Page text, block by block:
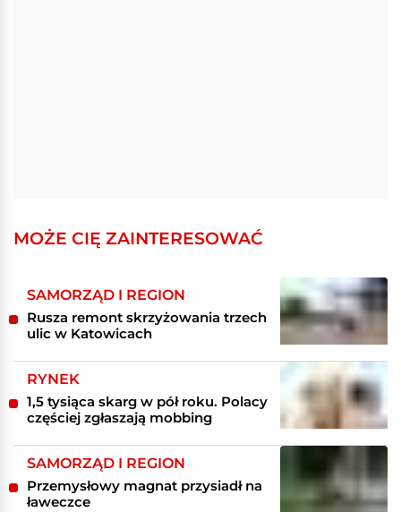
MOŻE CIĘ ZAINTERESOWAĆ
SAMORZĄD I REGION
Rusza remont skrzyżowania trzech
ulic w Katowicach
RYNEK
1,5 tysiąca skarg w pół roku. Polacy
częściej zgłaszają mobbing
SAMORZĄD I REGION
Przemysłowy magnat przysiadł na
ławeczce